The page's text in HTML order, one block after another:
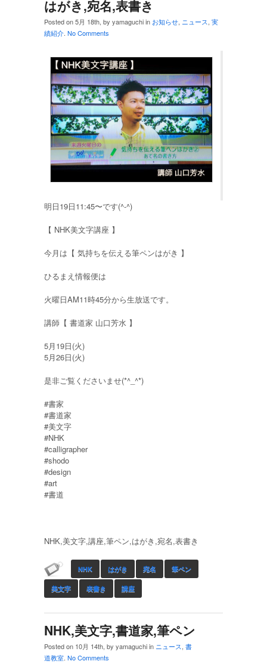
はがき,宛名,表書き
Posted on 5月 18th, by yamaguchi in お知らせ, ニュース, 実
績紹介. No Comments
明日19日11:45〜です(^-^)
【 NHK美文字講座 】
今月は【 気持ちを伝える筆ペンはがき 】
ひるまえ情報便は
火曜日AM11時45分から生放送です。
講師【 書道家 山口芳水 】
5月19日(火)
5月26日(火)
是非ご覧くださいませ(*^_^*)
#書家
#書道家
#美文字
#NHK
#calligrapher
#shodo
#design
#art
#書道
NHK,美文字,講座,筆ペン,はがき,宛名,表書き
NHK はがき 宛名 筆ペン
美文字 表書き 講座
NHK,美文字,書道家,筆ペン
Posted on 10月 14th, by yamaguchi in ニュース, 書
道教室. No Comments